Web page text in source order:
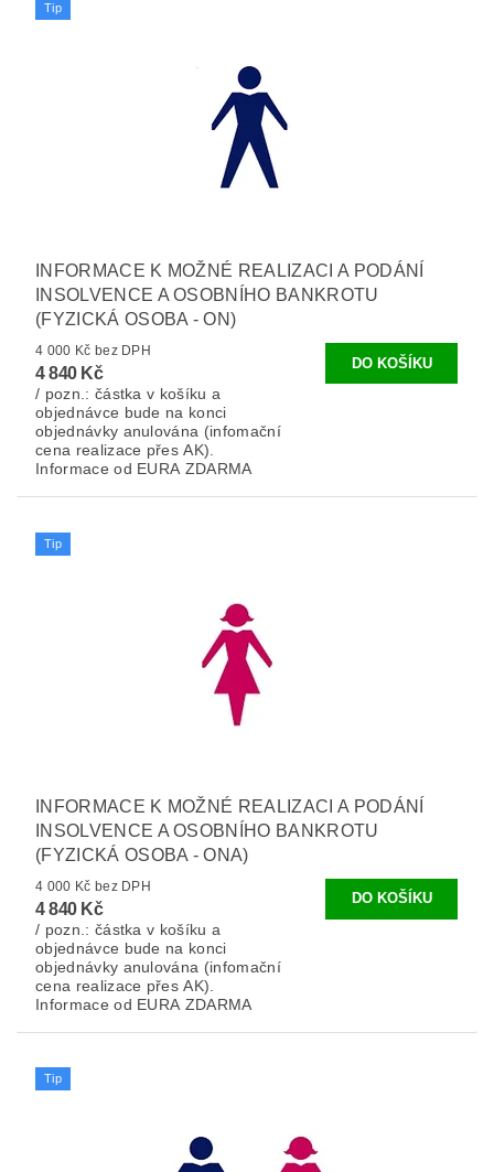
Tip
INFORMACE K MOŽNÉ REALIZACI A PODÁNÍ
INSOLVENCE A OSOBNÍHO BANKROTU
(FYZICKÁ OSOBA - ON)
4 000 Kč bez DPH
4 840 Kč
/ pozn.: částka v košíku a
objednávce bude na konci
objednávky anulována (infomační
cena realizace přes AK).
Informace od EURA ZDARMA
Tip
INFORMACE K MOŽNÉ REALIZACI A PODÁNÍ
INSOLVENCE A OSOBNÍHO BANKROTU
(FYZICKÁ OSOBA - ONA)
4 000 Kč bez DPH
4 840 Kč
/ pozn.: částka v košíku a
objednávce bude na konci
objednávky anulována (infomační
cena realizace přes AK).
Informace od EURA ZDARMA
Tip